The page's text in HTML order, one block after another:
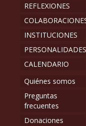
REFLEXIONES
INSTITUCIONES
PERSONALIDADES
CALENDARIO
Quiénes somos
Preguntas
frecuentes
Donaciones